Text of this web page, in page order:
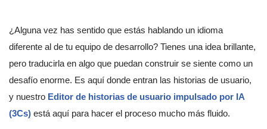
¿Alguna vez has sentido que estás hablando un idioma
diferente al de tu equipo de desarrollo? Tienes una idea brillante,
pero traducirla en algo que puedan construir se siente como un
desafío enorme. Es aquí donde entran las historias de usuario,
y nuestro Editor de historias de usuario impulsado por IA
(3Cs) está aquí para hacer el proceso mucho más fluido.